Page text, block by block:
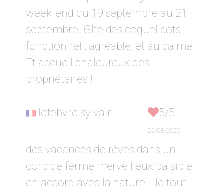
week-end du 19 septembre au 21
septembre. Gîte des coquelicots
fonctionnel , agréable, et au calme !
Et accueil chaleureux des
propriétaires !
lefebvre sylvain 5/5
25/08/2025
des vacances de rêves dans un
corp de ferme merveilleux paisible
en accord avec la nature ...le tout